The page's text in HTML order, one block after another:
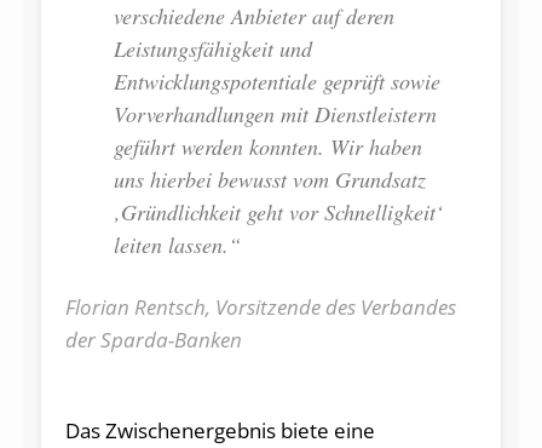
verschiedene Anbieter auf deren
Leistungsfähigkeit und
Entwicklungspotentiale geprüft sowie
Vorverhandlungen mit Dienstleistern
geführt werden konnten. Wir haben
uns hierbei bewusst vom Grundsatz
‚Gründlichkeit geht vor Schnelligkeit‘
leiten lassen.“
Florian Rentsch, Vorsitzende des Verbandes
der Sparda-Banken
Das Zwischenergebnis biete eine